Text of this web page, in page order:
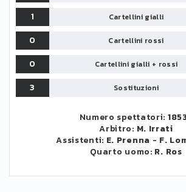
1
Cartellini gialli
0
Cartellini rossi
0
Cartellini gialli + rossi
3
Sostituzioni
Numero spettatori:
Arbitro: M. Irrati
Assistenti: E. Prenna - F.
Quarto uomo: R. Ros